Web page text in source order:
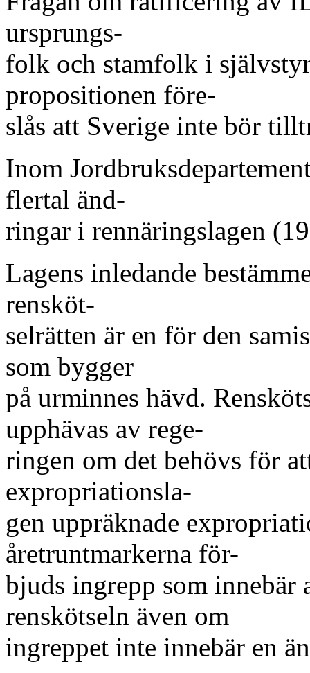
ursprungs-
folk och stamfolk i
propositionen före-
slås att Sverige inte bör
Inom
flertal änd-
ringar i rennäringslagen
Lagens inledande
rensköt-
selrätten är en för den
som bygger
på urminnes hävd.
upphävas av rege-
ringen om det behövs för
expropriationsla-
gen uppräknade
åretruntmarkerna för-
bjuds ingrepp som innebär
renskötseln även om
ingreppet inte innebär en